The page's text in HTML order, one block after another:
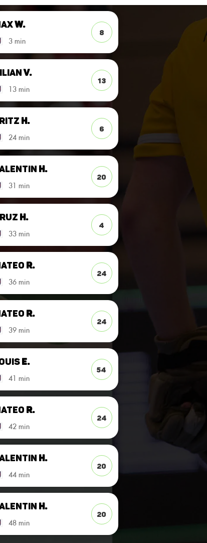
W.
3 min
8
v.
13 min
13
H.
24 min
6
H.
31 min
20
H.
33 min
4
R.
36 min
24
R.
39 min
24
E.
41 min
54
R.
42 min
24
H.
44 min
20
H.
48 min
20